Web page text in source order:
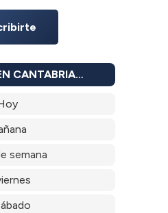
CANTABRIA…
semana